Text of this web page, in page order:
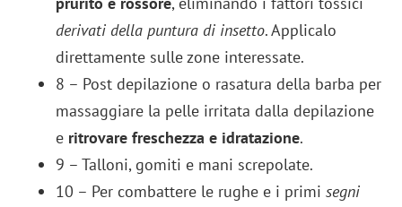
derivati della puntura di insetto. Applicalo
direttamente sulle zone interessate.
8 – Post depilazione o rasatura della barba per
massaggiare la pelle irritata dalla depilazione
e ritrovare freschezza e idratazione.
9 – Talloni, gomiti e mani screpolate.
10 – Per combattere le rughe e i primisegni